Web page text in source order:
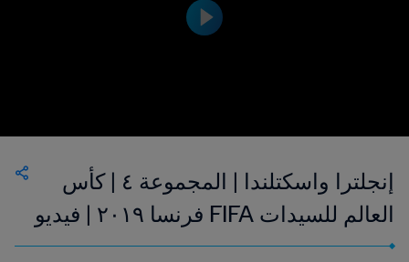
إنجلترا واسكتلندا | المجموعة ٤ | كأس
العالم للسيدات FIFA فرنسا ٢٠١٩ | فيديو
ملخص